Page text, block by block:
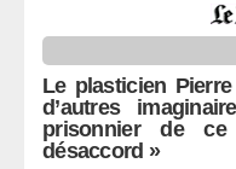
Le plasticien
d’autres
prisonnier de
désaccord »